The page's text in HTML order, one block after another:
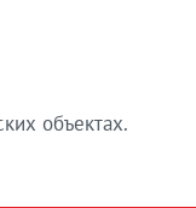
объектах.